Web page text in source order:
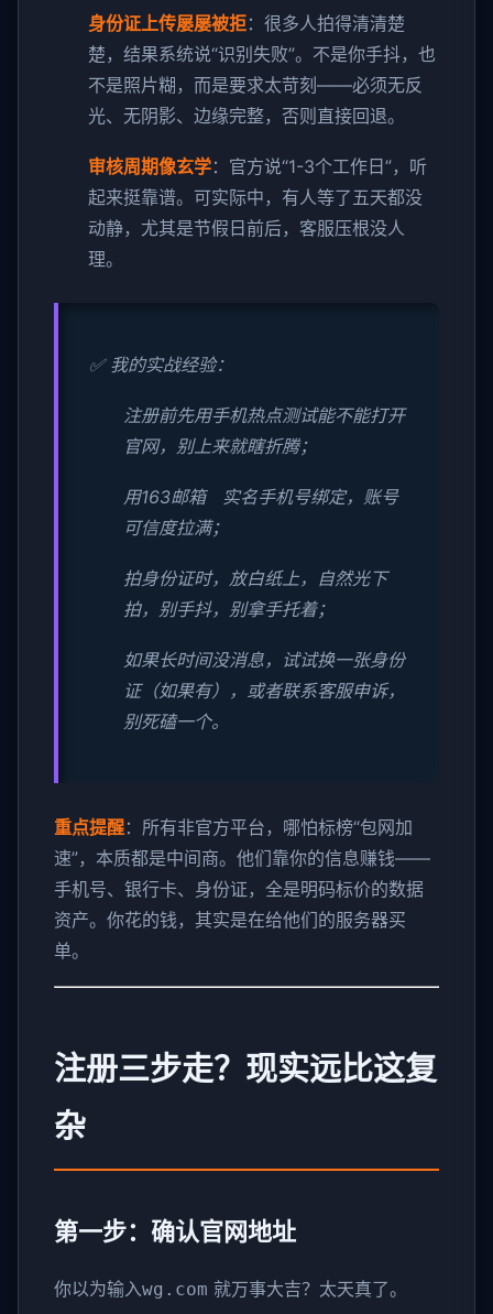
身份证上传屡屡被拒：很多人拍得清清楚
楚，结果系统说“识别失败”。不是你手抖，也
不是照片糊，而是要求太苛刻——必须无反
光、无阴影、边缘完整，否则直接回退。
审核周期像玄学：官方说“1-3个工作日”，听
起来挺靠谱。可实际中，有人等了五天都没
动静，尤其是节假日前后，客服压根没人
理。
✅ 我的实战经验：
注册前先用手机热点测试能不能打开
官网，别上来就瞎折腾；
用163邮箱 实名手机号绑定，账号
可信度拉满；
拍身份证时，放白纸上，自然光下
拍，别手抖，别拿手托着；
如果长时间没消息，试试换一张身份
证（如果有），或者联系客服申诉，
别死磕一个。
重点提醒：所有非官方平台，哪怕标榜“包网加
速”，本质都是中间商。他们靠你的信息赚钱——
手机号、银行卡、身份证，全是明码标价的数据
资产。你花的钱，其实是在给他们的服务器买
单。
注册三步走？现实远比这复
杂
第一步：确认官网地址
你以为输入wg.com 就万事大吉？太天真了。